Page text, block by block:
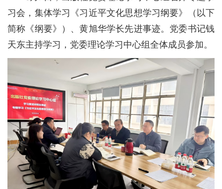
习会，集体学习《习近平文化思想学习纲要》（以下
简称《纲要》）、黄旭华学长先进事迹。党委书记钱
天东主持学习，党委理论学习中心组全体成员参加。